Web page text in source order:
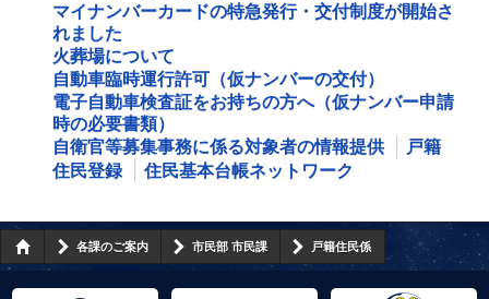
マイナンバーカードの特急発行・交付制度が開始さ
れました
火葬場について
自動車臨時運行許可（仮ナンバーの交付）
電子自動車検査証をお持ちの方へ（仮ナンバー申請
時の必要書類）
自衛官等募集事務に係る対象者の情報提供
戸籍
住民登録
住民基本台帳ネットワーク
各課のご案内 市民部 市民課 戸籍住民係